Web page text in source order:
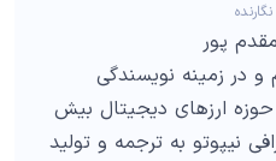
نگارنده
پور
در زمینه نویسندگی
ارزهای دیجیتال بیش
نیپوتو به ترجمه و تولید